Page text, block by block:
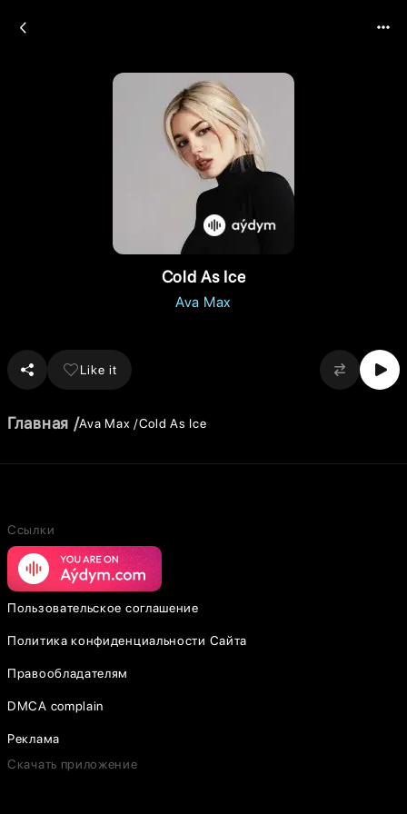
Cold As Ice
Ava Max
Like it
Главная Ava Max Cold As Ice
Ссылки
Пользовательское соглашение
Политика конфиденциальности Сайта
Правообладателям
DMCA complain
Реклама
Скачать приложение